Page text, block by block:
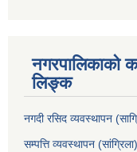
नगरपालिकाको
लिङ्क
नगदी रसिद व्यवस्थापन
सम्पत्ति व्यवस्थापन (सांग्रिला)